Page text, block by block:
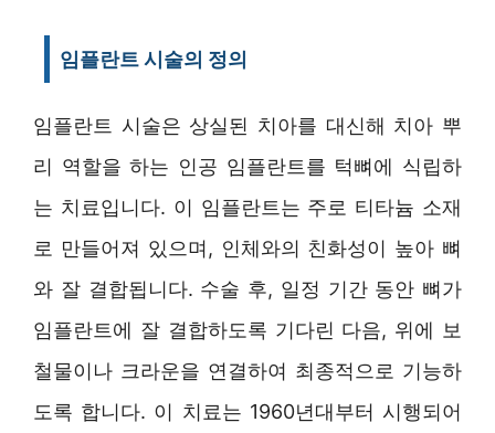
임플란트 시술의 정의
임플란트 시술은 상실된 치아를 대신해 치아 뿌
리 역할을 하는 인공 임플란트를 턱뼈에 식립하
는 치료입니다. 이 임플란트는 주로 티타늄 소재
로 만들어져 있으며, 인체와의 친화성이 높아 뼈
와 잘 결합됩니다. 수술 후, 일정 기간 동안 뼈가
임플란트에 잘 결합하도록 기다린 다음, 위에 보
철물이나 크라운을 연결하여 최종적으로 기능하
도록 합니다. 이 치료는 1960년대부터 시행되어